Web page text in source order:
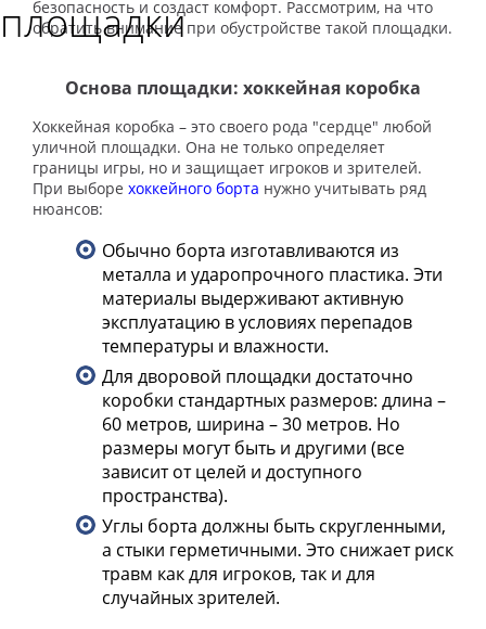
площадки
безопасность и создаст комфорт. Рассмотрим, на что
обратить внимание при обустройстве такой площадки.
Основа площадки: хоккейная коробка
Хоккейная коробка – это своего рода "сердце" любой
уличной площадки. Она не только определяет
границы игры, но и защищает игроков и зрителей.
При выборе хоккейного борта нужно учитывать ряд
нюансов:
Обычно борта изготавливаются из
металла и ударопрочного пластика. Эти
материалы выдерживают активную
эксплуатацию в условиях перепадов
температуры и влажности.
Для дворовой площадки достаточно
коробки стандартных размеров: длина –
60 метров, ширина – 30 метров. Но
размеры могут быть и другими (все
зависит от целей и доступного
пространства).
Углы борта должны быть скругленными,
а стыки герметичными. Это снижает риск
травм как для игроков, так и для
случайных зрителей.